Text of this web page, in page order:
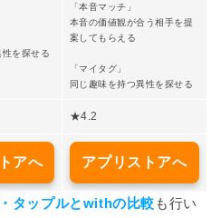
性を探せる
「本音マッチ」
本音の価値観が合う相手を提
案してもらえる
「マイタグ」
同じ趣味を持つ異性を探せる
★4.2
アへ アプリストアへ
タップルとwithの比較 も行い